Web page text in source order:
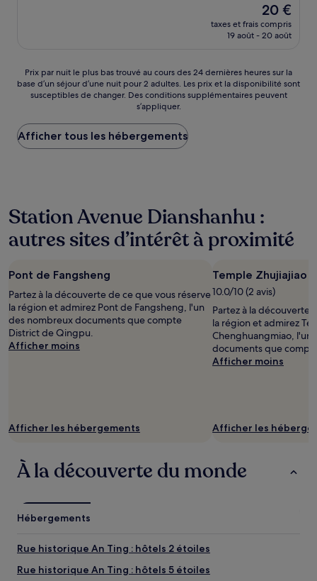
Le
nouveau
prix
20 €
20 €
taxes et frais compris
19 août - 20 août
Prix
par
nuit
plus
bas
trouvé
heures
sur
la
séjour
d’une
nuit
pour
2 adultes.
Les
prix
de
conditions
supplémentaires
s’appliquer.
Prix par nuit le plus bas trouvé au cours des 24 dernières heures sur la
base d’un séjour d’une nuit pour 2 adultes. Les prix et la disponibilité sont
susceptibles de changer. Des conditions supplémentaires peuvent
s’appliquer.
Afficher tous les hébergements
Station Avenue Dianshanhu :
autres sites d’intérêt à proximité
Pont de Fangsheng
Partez à la découverte de ce que vous réserve
la région et admirez Pont de Fangsheng, l'un
des nombreux documents que compte
District de Qingpu.
Afficher moins
Afficher les hébergements
Temple Zhujiajiao
10.0/10 (2 avis)
Partez à la découverte
la région et admirez
Chenghuangmiao, l'un
documents que
Afficher moins
Afficher les
À la découverte du monde
Hébergements
Rue historique An Ting : hôtels 2 étoiles
Rue historique An Ting : hôtels 5 étoiles